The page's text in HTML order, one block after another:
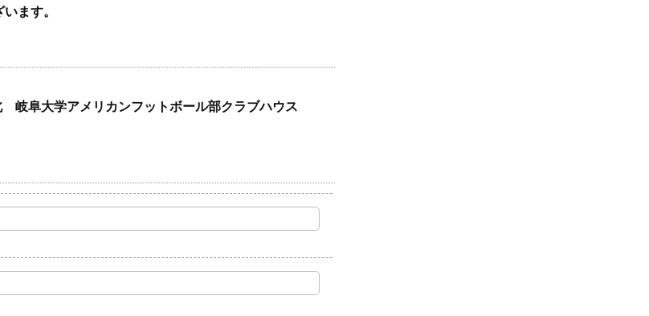
ます。
阜大学アメリカンフットボール部クラブハウス